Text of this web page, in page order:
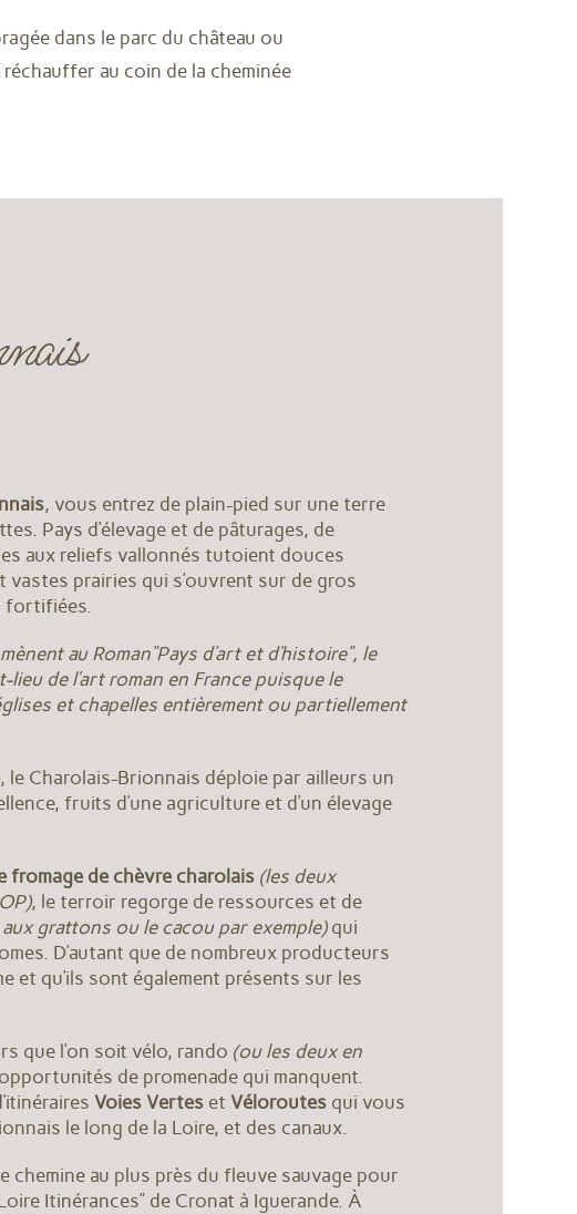
dans le parc du château ou
au coin de la cheminée
, vous entrez de plain-pied sur une terre
Pays d’élevage et de pâturages, de
aux reliefs vallonnés tutoient douces
vastes prairies qui s’ouvrent sur de gros
fortifiées.
au Roman“Pays d’art et d’histoire”, le
de l’art roman en France puisque le
et chapelles entièrement ou partiellement
, le Charolais-Brionnais déploie par ailleurs un
fruits d’une agriculture et d’un élevage
fromage de chèvre charolais (les deux
, le terroir regorge de ressources et de
aux grattons ou le cacou par exemple)qui
D’autant que de nombreux producteurs
et qu’ils sont également présents sur les
que l’on soit vélo, rando (ou les deux en
de promenade qui manquent.
Voies Vertes etVéloroutes qui vous
le long de la Loire, et des canaux.
chemine au plus près du fleuve sauvage pour
Itinérances” de Cronat à Iguerande. À